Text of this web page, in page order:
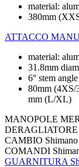
material:
380mm
ATTACCO
material:
31.8mm
6° stem angle
80mm (4XS/
mm (L/XL)
MANOPOLE
DERAGLIATORE
CAMBIO
COMANDI
GUARNITURA